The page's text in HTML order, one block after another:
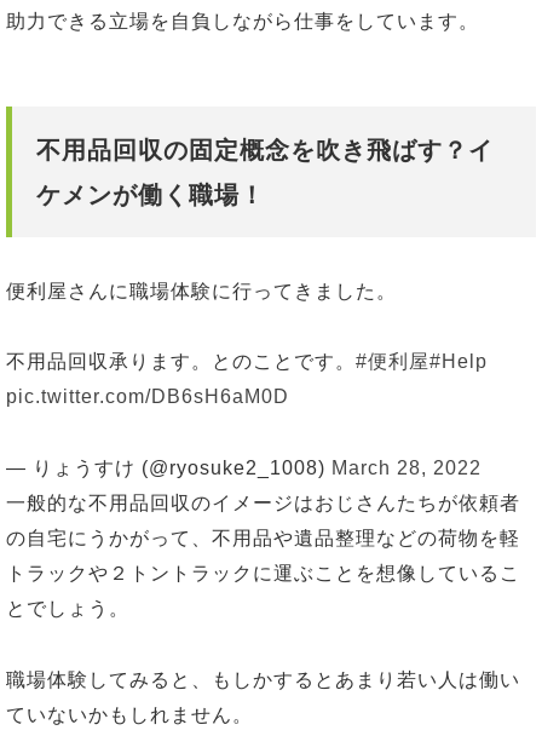
助力できる立場を自負しながら仕事をしています。
不用品回収の固定概念を吹き飛ばす？イ
ケメンが働く職場！
便利屋さんに職場体験に行ってきました。
不用品回収承ります。とのことです。 #便利屋#Help
pic.twitter.com/DB6sH6aM0D
— りょうすけ (@ryosuke2_1008) March 28, 2022
一般的な不用品回収のイメージはおじさんたちが依頼者
の自宅にうかがって、不用品や遺品整理などの荷物を軽
トラックや２トントラックに運ぶことを想像しているこ
とでしょう。
職場体験してみると、もしかするとあまり若い人は働い
ていないかもしれません。